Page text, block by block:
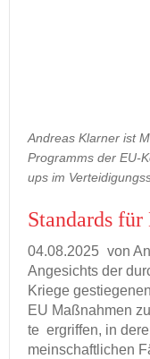
Andreas Klarner ist
Programms der EU-
ups im
Stan­dards
04.08.2025 von
An­ge­sichts der
Krie­ge
EU Maß­nah­men
te er­grif­fen, in
mein­schaft­li­chen